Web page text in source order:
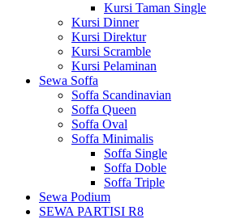
Kursi Taman Single
Kursi Dinner
Kursi Direktur
Kursi Scramble
Kursi Pelaminan
Sewa Soffa
Soffa Scandinavian
Soffa Queen
Soffa Oval
Soffa Minimalis
Soffa Single
Soffa Doble
Soffa Triple
Sewa Podium
SEWA PARTISI R8